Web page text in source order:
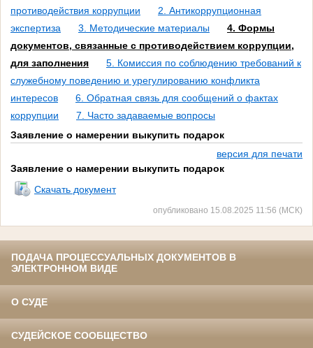
противодействия коррупции
2. Антикоррупционная
экспертиза
3. Методические материалы
4. Формы
документов, связанные с противодействием коррупции,
для заполнения
5. Комиссия по соблюдению требований к
служебному поведению и урегулированию конфликта
интересов
6. Обратная связь для сообщений о фактах
коррупции
7. Часто задаваемые вопросы
Заявление о намерении выкупить подарок
версия для печати
Заявление о намерении выкупить подарок
Скачать документ
опубликовано 15.08.2025 11:56 (МСК)
ПОДАЧА ПРОЦЕССУАЛЬНЫХ ДОКУМЕНТОВ В
ЭЛЕКТРОННОМ ВИДЕ
О СУДЕ
СУДЕЙСКОЕ СООБЩЕСТВО